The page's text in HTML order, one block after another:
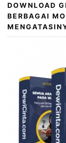
DOWNLOAD
BERBAGAI